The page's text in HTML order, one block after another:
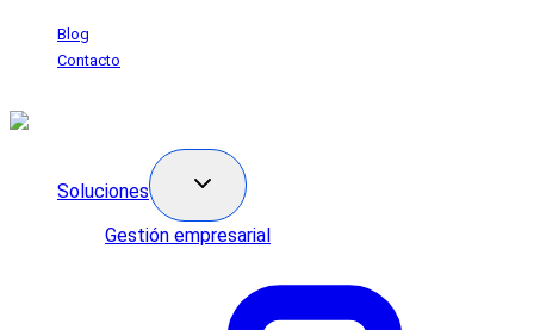
SaltarBlog
Contacto
Soluciones
Gestión empresarial